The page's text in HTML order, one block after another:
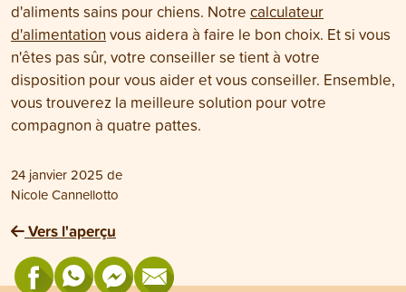
d'aliments sains pour chiens. Notre calculateur
d'alimentation vous aidera à faire le bon choix. Et si vous
n'êtes pas sûr, votre conseiller se tient à votre
disposition pour vous aider et vous conseiller. Ensemble,
vous trouverez la meilleure solution pour votre
compagnon à quatre pattes.
24 janvier 2025 de
Nicole Cannellotto
Vers l'aperçu